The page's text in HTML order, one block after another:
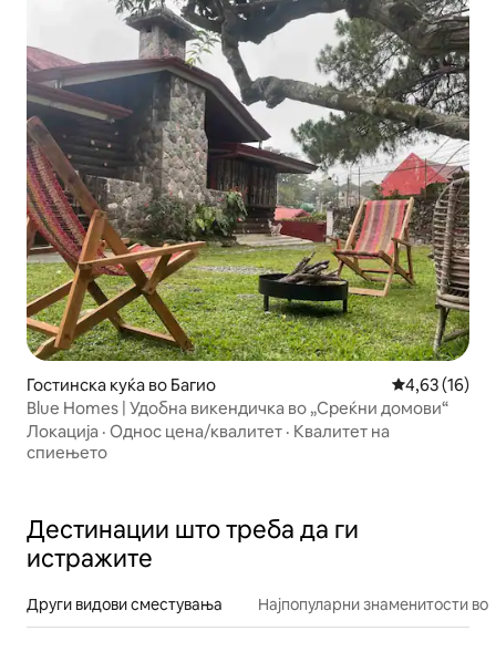
Гостинска куќа во Багио Просечна
4,63 (16)
Blue Homes | Удобна викендичка во „Среќни домови“
Локација · Однос цена/квалитет · Квалитет на
спиењето
Дестинации што треба да ги
истражите
Други видови сместувања Најпопуларни знаменитости во